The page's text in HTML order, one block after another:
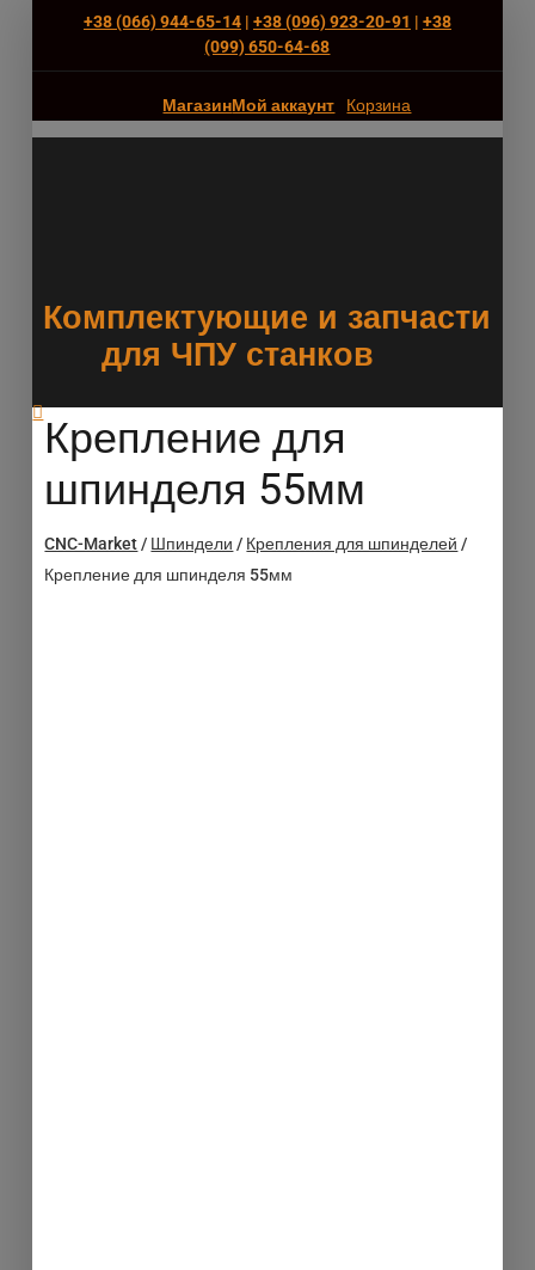
+38 (066) 944-65-14| +38 (096) 923-20-91 | +38
(‎099) 650-64-68
МагазинМой аккаунт Корзина
Комплектующие и запчасти
для ЧПУ станков
Крепление для
шпинделя 55мм
CNC-Market/ Шпиндели / Крепления для шпинделей /
Крепление для шпинделя 55мм